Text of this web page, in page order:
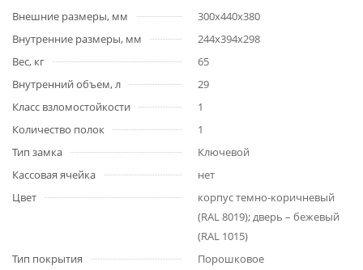
Внешние размеры, мм
300х440х380
Внутренние размеры, мм
244х394х298
Вес, кг
65
Внутренний объем, л
29
Класс взломостойкости
1
Количество полок
1
Тип замка
Ключевой
Кассовая ячейка
нет
Цвет
корпус темно-коричневый
(RAL 8019); дверь – бежевый
(RAL 1015)
Тип покрытия
Порошковое